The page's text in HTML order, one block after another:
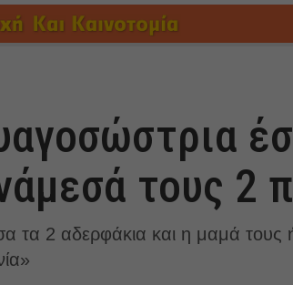
τους 2
2 αδερφάκια και η μαμά τους